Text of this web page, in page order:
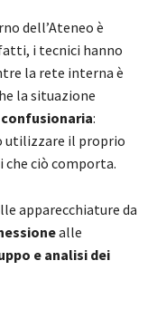
dell’Ateneo è
i tecnici hanno
la rete interna è
la situazione
confusionaria:
utilizzare il proprio
ciò comporta.
apparecchiature da
alle
e analisi dei